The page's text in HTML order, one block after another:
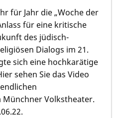
für Jahr die „Woche der
für eine kritische
des jüdisch-
Dialogs im 21.
sich eine hochkarätige
sehen Sie das Video
Volkstheater.